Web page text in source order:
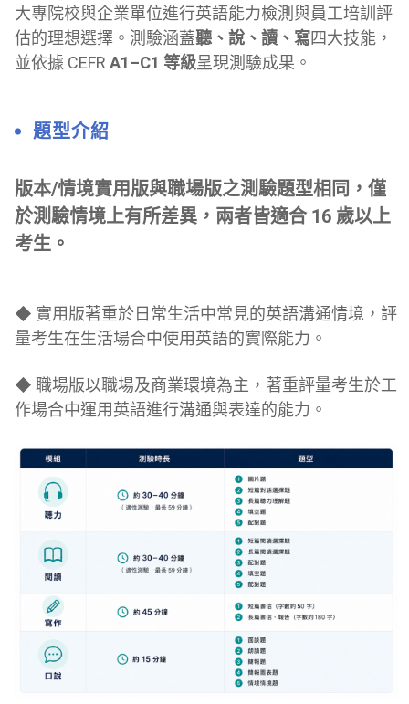
大專院校與企業單位進行英語能力檢測與員工培訓評
估的理想選擇。測驗涵蓋聽、說、讀、寫四大技能，
並依據 CEFR A1–C1 等級呈現測驗成果。
題型介紹
版本/情境實用版與職場版之測驗題型相同，僅
於測驗情境上有所差異，兩者皆適合 16 歲以上
考生。
◆ 實用版著重於日常生活中常見的英語溝通情境，評
量考生在生活場合中使用英語的實際能力。
◆ 職場版以職場及商業環境為主，著重評量考生於工
作場合中運用英語進行溝通與表達的能力。